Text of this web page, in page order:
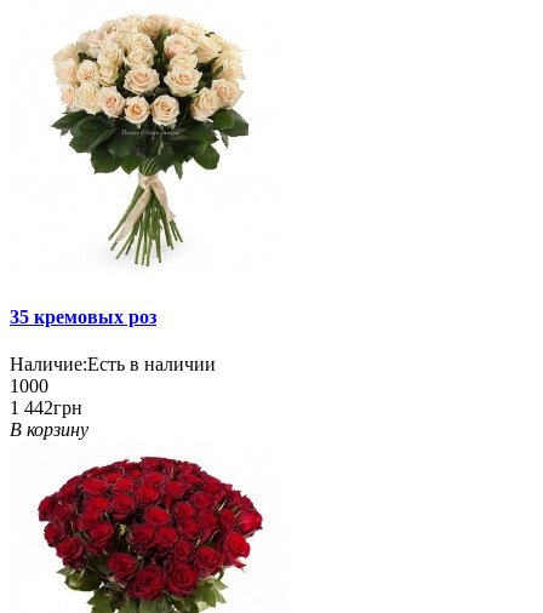
35 кремовых роз
Наличие:Есть в наличии
1000
1 442грн
В корзину